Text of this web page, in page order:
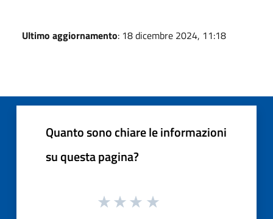
Ultimo aggiornamento: 18 dicembre 2024, 11:18
Quanto sono chiare le informazioni
su questa pagina?